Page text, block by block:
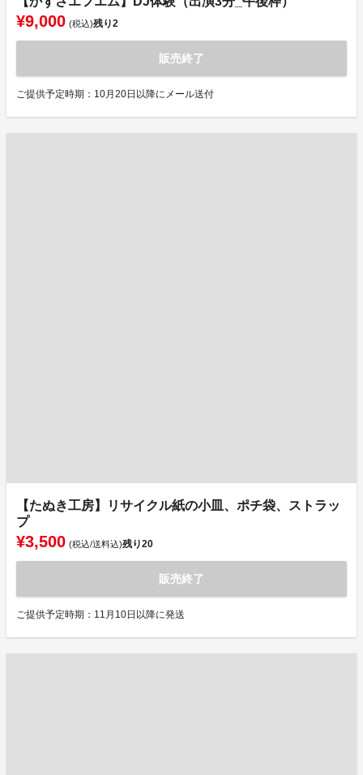
¥9,000 (税込)残り2
販売終了
ご提供予定時期：10月20日以降にメール送付
【たぬき工房】リサイクル紙の小皿、ポチ袋、ストラッ
プ
¥3,500 (税込/送料込)残り20
販売終了
ご提供予定時期：11月10日以降に発送